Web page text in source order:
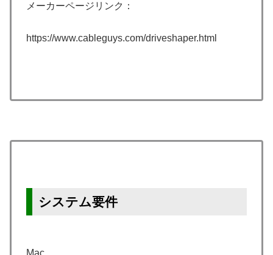
メーカーページリンク：
https://www.cableguys.com/driveshaper.html
システム要件
Mac